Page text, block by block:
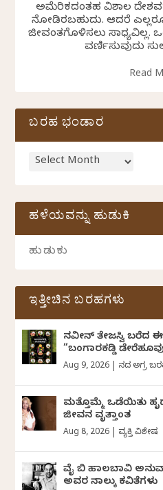
ಅಮೆರಿಕದಂತಹ ವಿಶಾಲ
ನೋಡಿರಬಹುದು. ಆದರೆ ಎಲ್ಲರೂ
ಜೀವಂತಗೊಳಿಸಲು ಸಾಧ್ಯವಿಲ್ಲ.
ವರ್ಣಿಸುವುದು
Read
ಬರಹ ಭಂಡಾರ
ಹಳೆಯವನ್ನು ಹುಡುಕಿ
ಇತ್ತೀಚಿನ ಬರಹಗಳು
ನವೀನ್‌ ತೇಜಸ್ವಿ ಬರೆದ
“ಬಂಗಾರಕಡ್ಡಿ
Aug 9, 2026 ದಿನದ ಅಗ್ರ
ಮತ್ತೊಮ್ಮೆ ಒಡೆಯಿತು
ಜೀವನ ವೃತ್ತಾಂತ
Aug 8, 2026 ವ್ಯಕ್ತಿ ವಿಶೇಷ
ವೈ ಬಿ ಹಾಲಬಾವಿ
ಅವರ ನಾಲ್ಕು ಕವಿತೆಗಳು